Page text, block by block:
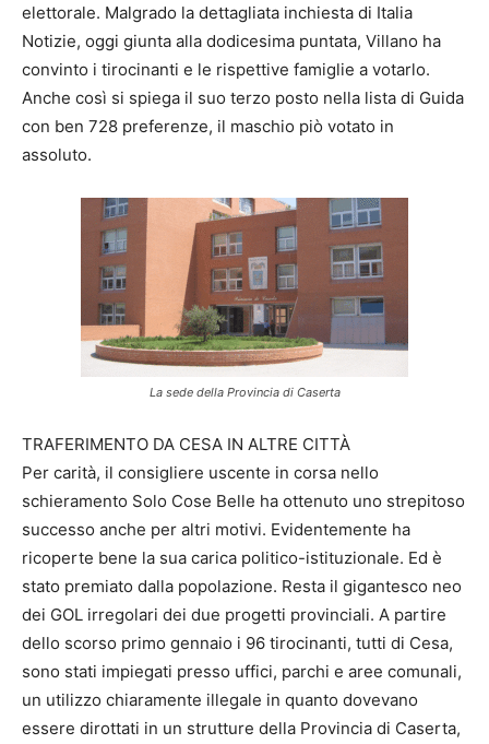
elettorale. Malgrado la dettagliata inchiesta di Italia
Notizie, oggi giunta alla dodicesima puntata, Villano ha
convinto i tirocinanti e le rispettive famiglie a votarlo.
Anche così si spiega il suo terzo posto nella lista di Guida
con ben 728 preferenze, il maschio piò votato in
assoluto.
La sede della Provincia di Caserta
TRAFERIMENTO DA CESA IN ALTRE CITTÀ
Per carità, il consigliere uscente in corsa nello
schieramento Solo Cose Belle ha ottenuto uno strepitoso
successo anche per altri motivi. Evidentemente ha
ricoperte bene la sua carica politico-istituzionale. Ed è
stato premiato dalla popolazione. Resta il gigantesco neo
dei GOL irregolari dei due progetti provinciali. A partire
dello scorso primo gennaio i 96 tirocinanti, tutti di Cesa,
sono stati impiegati presso uffici, parchi e aree comunali,
un utilizzo chiaramente illegale in quanto dovevano
essere dirottati in un strutture della Provincia di Caserta,